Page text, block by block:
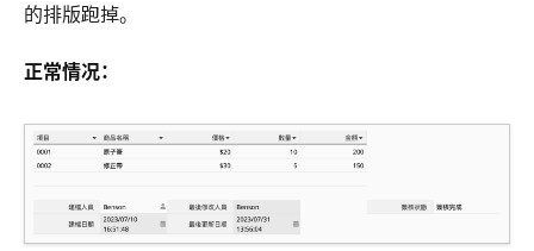
的排版跑掉。
正常情况：